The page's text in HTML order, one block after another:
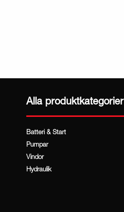
Alla produktkategorier
Batteri & Start
Pumpar
Vindor
Hydraulik